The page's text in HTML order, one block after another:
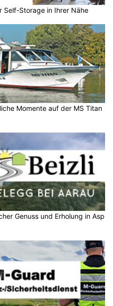
Self-Storage in Ihrer Nähe
Momente auf der MS Titan
Genuss und Erholung in Asp